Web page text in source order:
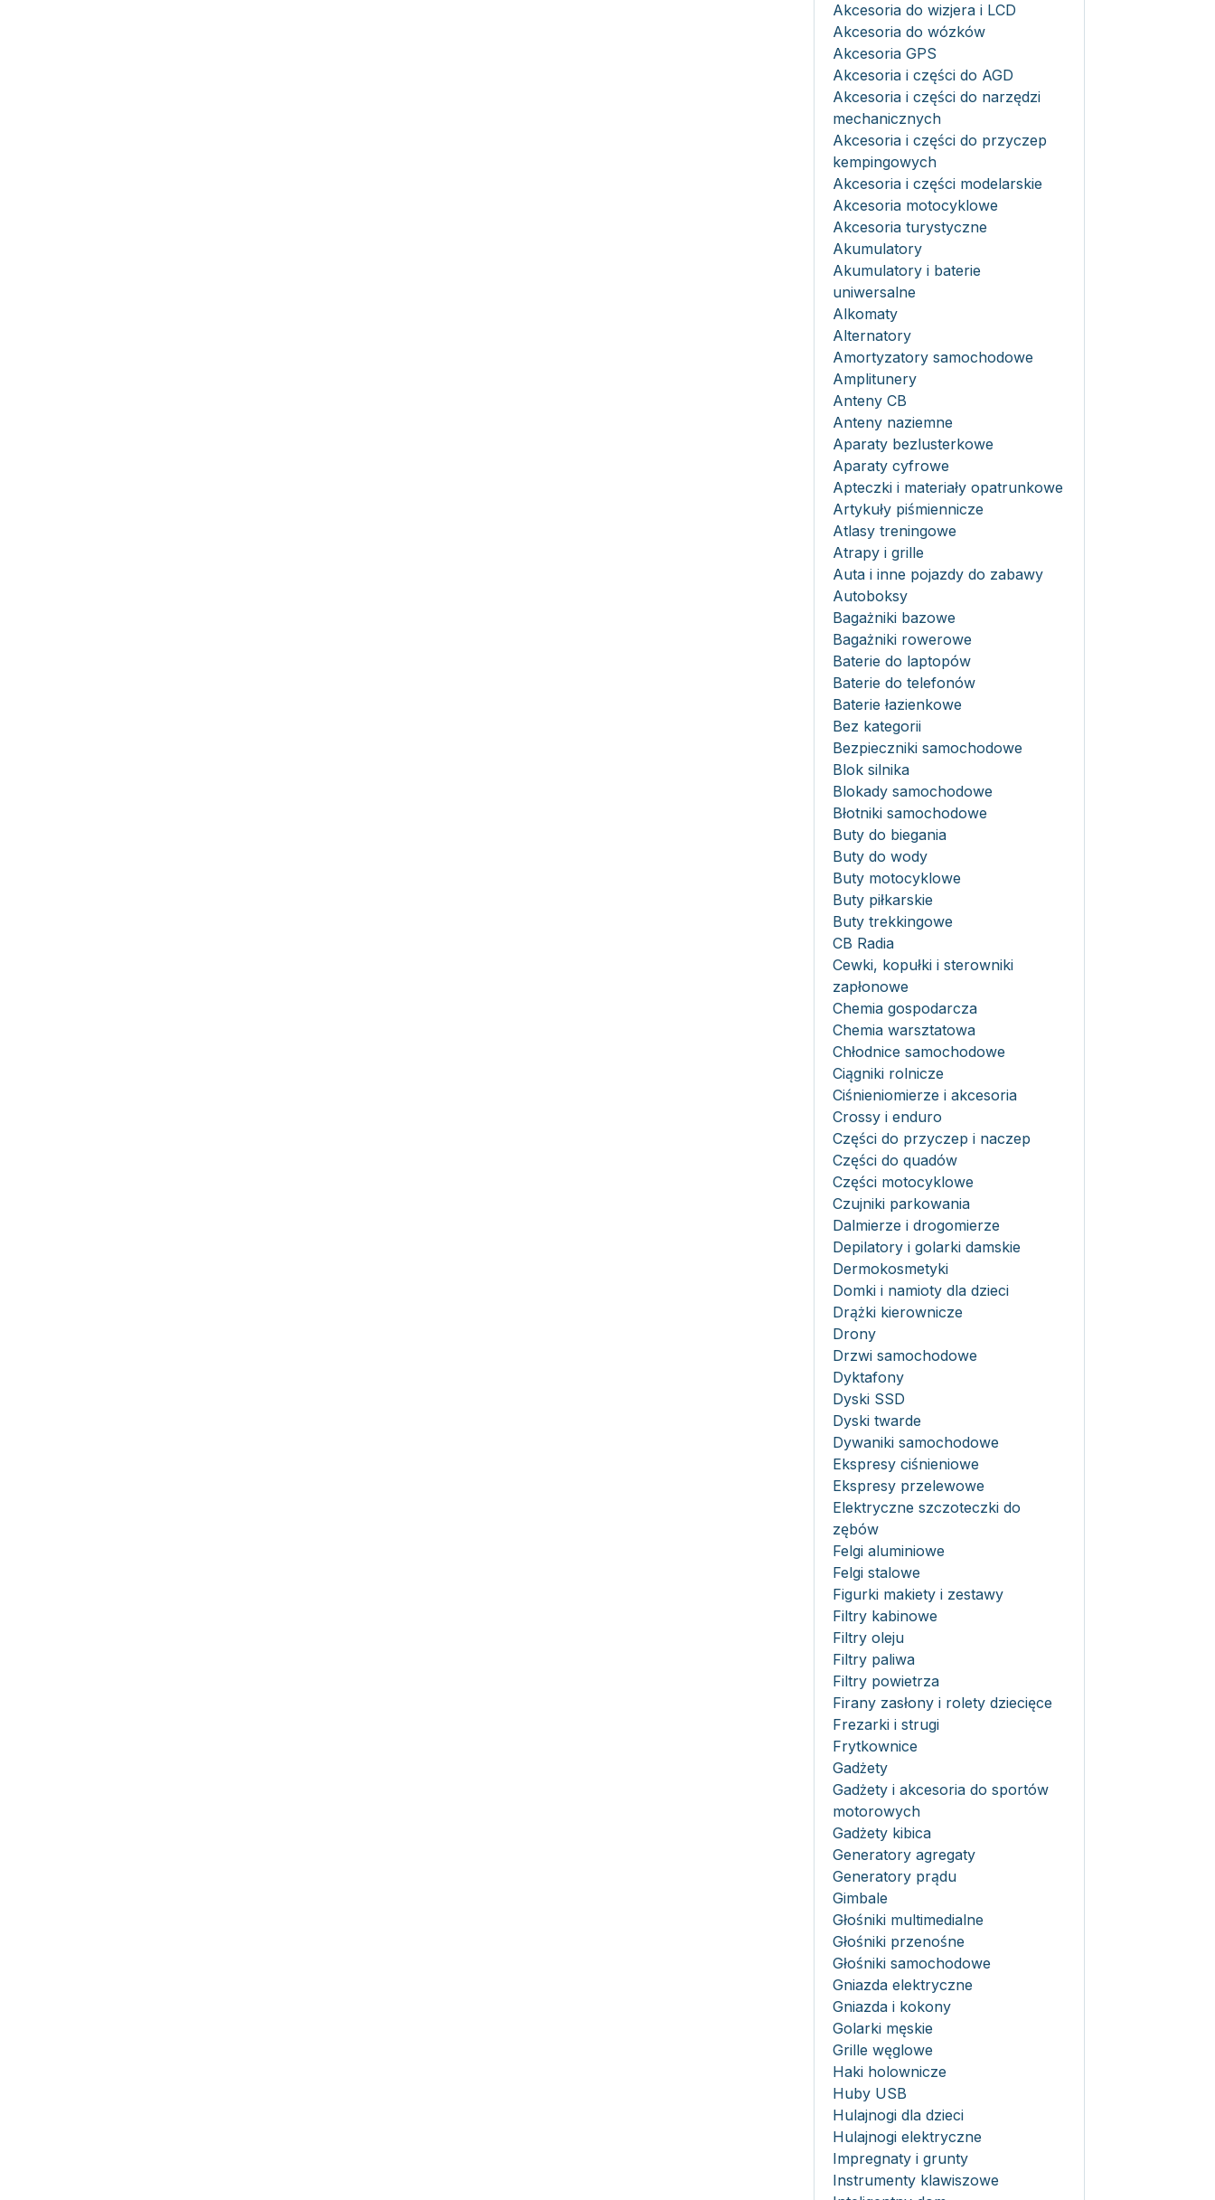
Akcesoria do wizjera i LCD
Akcesoria do wózków
Akcesoria GPS
Akcesoria i części do AGD
Akcesoria i części do narzędzi
mechanicznych
Akcesoria i części do przyczep
kempingowych
Akcesoria i części modelarskie
Akcesoria motocyklowe
Akcesoria turystyczne
Akumulatory
Akumulatory i baterie
uniwersalne
Alkomaty
Alternatory
Amortyzatory samochodowe
Amplitunery
Anteny CB
Anteny naziemne
Aparaty bezlusterkowe
Aparaty cyfrowe
Apteczki i materiały opatrunkowe
Artykuły piśmiennicze
Atlasy treningowe
Atrapy i grille
Auta i inne pojazdy do zabawy
Autoboksy
Bagażniki bazowe
Bagażniki rowerowe
Baterie do laptopów
Baterie do telefonów
Baterie łazienkowe
Bez kategorii
Bezpieczniki samochodowe
Blok silnika
Blokady samochodowe
Błotniki samochodowe
Buty do biegania
Buty do wody
Buty motocyklowe
Buty piłkarskie
Buty trekkingowe
CB Radia
Cewki, kopułki i sterowniki
zapłonowe
Chemia gospodarcza
Chemia warsztatowa
Chłodnice samochodowe
Ciągniki rolnicze
Ciśnieniomierze i akcesoria
Crossy i enduro
Części do przyczep i naczep
Części do quadów
Części motocyklowe
Czujniki parkowania
Dalmierze i drogomierze
Depilatory i golarki damskie
Dermokosmetyki
Domki i namioty dla dzieci
Drążki kierownicze
Drony
Drzwi samochodowe
Dyktafony
Dyski SSD
Dyski twarde
Dywaniki samochodowe
Ekspresy ciśnieniowe
Ekspresy przelewowe
Elektryczne szczoteczki do
zębów
Felgi aluminiowe
Felgi stalowe
Figurki makiety i zestawy
Filtry kabinowe
Filtry oleju
Filtry paliwa
Filtry powietrza
Firany zasłony i rolety dziecięce
Frezarki i strugi
Frytkownice
Gadżety
Gadżety i akcesoria do sportów
motorowych
Gadżety kibica
Generatory agregaty
Generatory prądu
Gimbale
Głośniki multimedialne
Głośniki przenośne
Głośniki samochodowe
Gniazda elektryczne
Gniazda i kokony
Golarki męskie
Grille węglowe
Haki holownicze
Huby USB
Hulajnogi dla dzieci
Hulajnogi elektryczne
Impregnaty i grunty
Instrumenty klawiszowe